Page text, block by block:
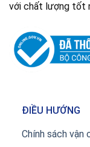
với chất lượng tốt
ĐIỀU HƯỚNG
Chính sách vận